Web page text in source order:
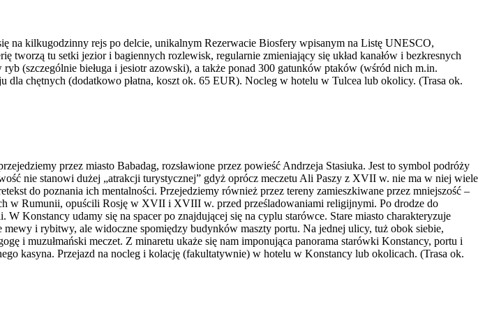
na kilkugodzinny rejs po delcie, unikalnym Rezerwacie Biosfery wpisanym na Listę UNESCO,
tworzą tu setki jezior i bagiennych rozlewisk, regularnie zmieniający się układ kanałów i bezkresnych
(szczególnie bieługa i jesiotr azowski), a także ponad 300 gatunków ptaków (wśród nich m.in.
chętnych (dodatkowo płatna, koszt ok. 65 EUR). Nocleg w hotelu w Tulcea lub okolicy. (Trasa ok.
przez miasto Babadag, rozsławione przez powieść Andrzeja Stasiuka. Jest to symbol podróży
nie stanowi dużej „atrakcji turystycznej” gdyż oprócz meczetu Ali Paszy z XVII w. nie ma w niej wiele
do poznania ich mentalności. Przejedziemy również przez tereny zamieszkiwane przez mniejszość –
w Rumunii, opuścili Rosję w XVII i XVIII w. przed prześladowaniami religijnymi. Po drodze do
Konstancy udamy się na spacer po znajdującej się na cyplu starówce. Stare miasto charakteryzuje
i rybitwy, ale widoczne spomiędzy budynków maszty portu. Na jednej ulicy, tuż obok siebie,
i muzułmański meczet. Z minaretu ukaże się nam imponująca panorama starówki Konstancy, portu i
kasyna. Przejazd na nocleg i kolację (fakultatywnie) w hotelu w Konstancy lub okolicach. (Trasa ok.